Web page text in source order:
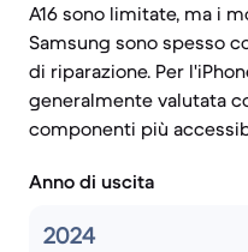
A16 sono limitate, ma i
Samsung sono spesso
di riparazione. Per
generalmente valutata
componenti più
Anno di uscita
2024